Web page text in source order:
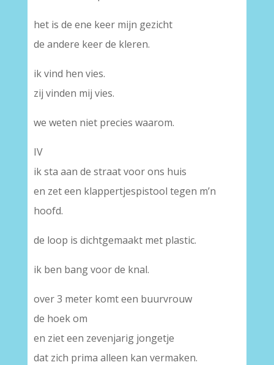
het is de ene keer mijn gezicht
de andere keer de kleren.
ik vind hen vies.
zij vinden mij vies.
we weten niet precies waarom.
IV
ik sta aan de straat voor ons huis
en zet een klappertjespistool tegen m’n
hoofd.
de loop is dichtgemaakt met plastic.
ik ben bang voor de knal.
over 3 meter komt een buurvrouw
de hoek om
en ziet een zevenjarig jongetje
dat zich prima alleen kan vermaken.